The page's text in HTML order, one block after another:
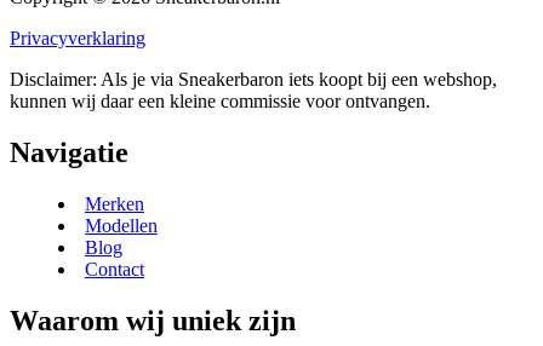
Privacyverklaring
Disclaimer: Als je via Sneakerbaron iets koopt bij een webshop,
kunnen wij daar een kleine commissie voor ontvangen.
Navigatie
Merken
Modellen
Blog
Contact
Waarom wij uniek zijn